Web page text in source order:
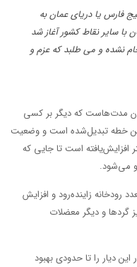
فارس یا دریای عمان به
اگرچه در سال ۹۹ همزمان با سایر نقاط کشور آغاز شد
نشده و می طلبد که عزم و
مدت‌هاست که دیگر بر کسی
خطه تبدیل‌شده است و وضعیت
افزایش‌یافته است تا جایی که
می‌شود.
زاینده‌رود و افزایش
و دیگر معضلات
دیار را تا حدودی بهبود